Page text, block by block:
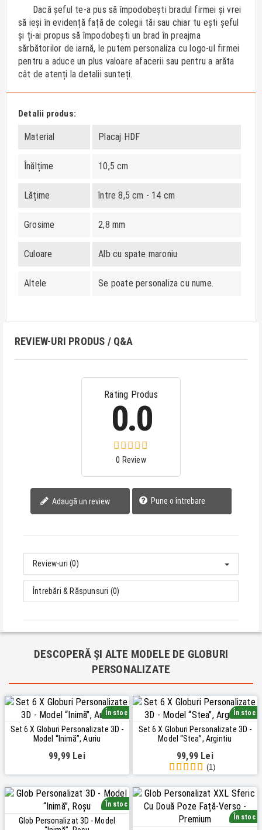
Dacă șeful te-a pus să împodobești bradul firmei și vrei
să ieși în evidență față de colegii tăi sau chiar tu ești șeful
și ți-ai propus să împodobești un brad în preajma
sărbătorilor de iarnă, le putem personaliza cu logo-ul firmei
pentru a aduce un plus valoare afacerii sau pentru a arăta
cât de atenți la detalii sunteți.
Detalii produs:
Material Placaj HDF
Înălțime 10,5 cm
Lățime între 8,5 cm - 14 cm
Grosime 2,8 mm
Culoare Alb cu spate maroniu
Altele Se poate personaliza cu nume.
REVIEW-URI PRODUS / Q&A
Rating Produs
0.0
0 Review
Adaugă un review Pune o întrebare
Review-uri (0)
Întrebări & Răspunsuri (0)
DESCOPERĂ ȘI ALTE MODELE DE GLOBURI
PERSONALIZATE
În stoc
Set 6 X Globuri Personalizate 3D -
Model “Inimă”, Auriu
99,99 Lei
În stoc
Set 6 X Globuri Personalizate 3D -
Model “Stea”, Argintiu
99,99 Lei
(1)
În stoc
Glob Personalizat 3D - Model
În stoc